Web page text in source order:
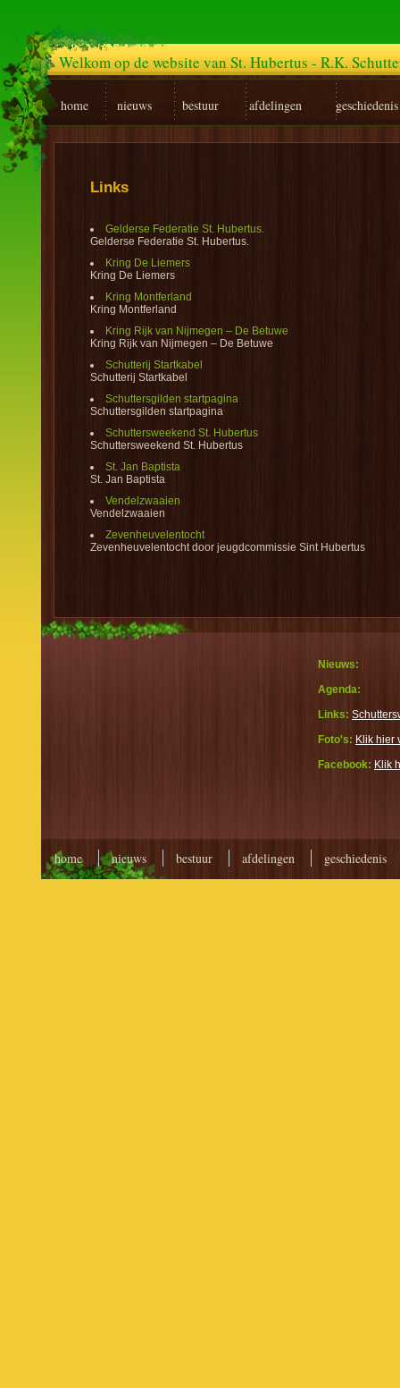
Links
Gelderse Federatie St. Hubertus.
Gelderse Federatie St. Hubertus.
Kring De Liemers
Kring De Liemers
Kring Montferland
Kring Montferland
Kring Rijk van Nijmegen – De Betuwe
Kring Rijk van Nijmegen – De Betuwe
Schutterij Startkabel
Schutterij Startkabel
Schuttersgilden startpagina
Schuttersgilden startpagina
Schuttersweekend St. Hubertus
Schuttersweekend St. Hubertus
St. Jan Baptista
St. Jan Baptista
Vendelzwaaien
Vendelzwaaien
Zevenheuvelentocht
Zevenheuvelentocht door jeugdcommissie Sint Hubertus
Nieuws:
Agenda:
Links:
Foto's: Klik hier
Facebook: Klik
home nieuws bestuur afdelingen geschiedenis
Welkom op de website van St. Hubertus - R.K.
home nieuws bestuur afdelingen geschiedenis